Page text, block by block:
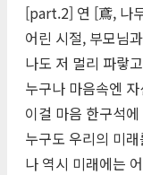
[part.2] 연 [鳶, 나
어린 시절, 부모님
나도 저 멀리 파랗
누구나 마음속엔 자
이걸 마음 한구석
누구도 우리의 미
나 역시 미래에는